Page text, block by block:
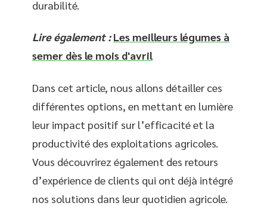
durabilité.
Lire également : Les meilleurs légumes à
semer dès le mois d'avril
Dans cet article, nous allons détailler ces
différentes options, en mettant en lumière
leur impact positif sur l’efficacité et la
productivité des exploitations agricoles.
Vous découvrirez également des retours
d’expérience de clients qui ont déjà intégré
nos solutions dans leur quotidien agricole.